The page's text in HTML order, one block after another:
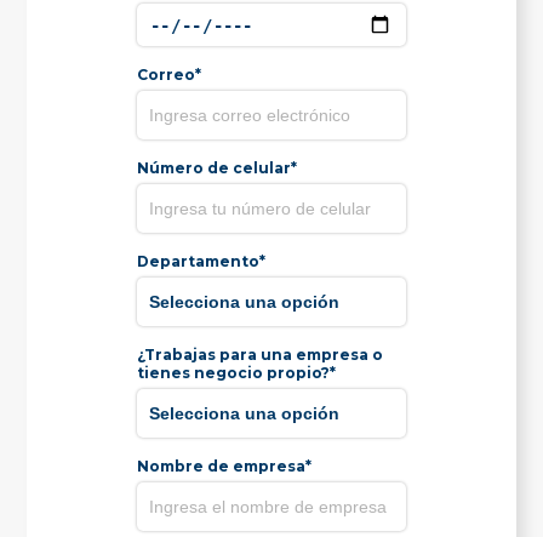
Correo*
Número de celular*
Departamento*
¿Trabajas para una empresa o
tienes negocio propio?*
Nombre de empresa*